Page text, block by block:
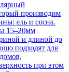
производим
ель и сосна.
15–20мм
и длиной до
подходят для
при этом